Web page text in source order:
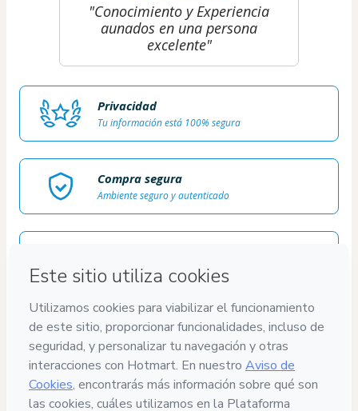
"Conocimiento y Experiencia
aunados en una persona
excelente"
Privacidad
Tu información está 100% segura
Compra segura
Ambiente seguro y autenticado
100% revisado y aprobado